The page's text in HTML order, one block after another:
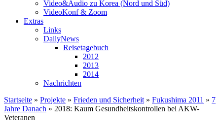
Video&Audio zu Korea (Nord und Süd)
VideoKonf & Zoom
Extras
Links
DailyNews
Reisetagebuch
2012
2013
2014
Nachrichten
Startseite » Projekte » Frieden und Sicherheit » Fukushima 2011 » 7
Jahre Danach » 2018: Kaum Gesundheitskontrollen bei AKW-
Veteranen